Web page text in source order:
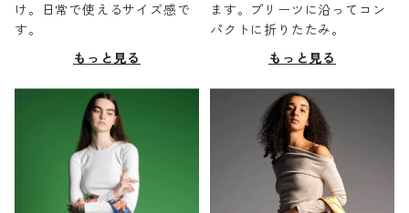
け。日常で使えるサイズ感で
す。
もっと見る
ます。プリーツに沿ってコン
パクトに折りたたみ。
もっと見る